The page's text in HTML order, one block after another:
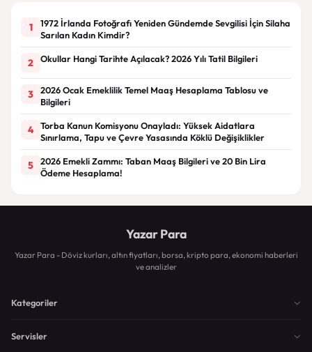
1
1972 İrlanda Fotoğrafı Yeniden Gündemde Sevgilisi İçin Silaha
Sarılan Kadın Kimdir?
2 Okullar Hangi Tarihte Açılacak? 2026 Yılı Tatil Bilgileri
3
2026 Ocak Emeklilik Temel Maaş Hesaplama Tablosu ve
Bilgileri
4
Torba Kanun Komisyonu Onayladı: Yüksek Aidatlara
Sınırlama, Tapu ve Çevre Yasasında Köklü Değişiklikler
5
2026 Emekli Zammı: Taban Maaş Bilgileri ve 20 Bin Lira
Ödeme Hesaplama!
Yazar Para
Yazar Para - Döviz kurları, altın fiyatları, borsa, kripto para, ekonomi haberleri
ve analizler
Kategoriler
Servisler